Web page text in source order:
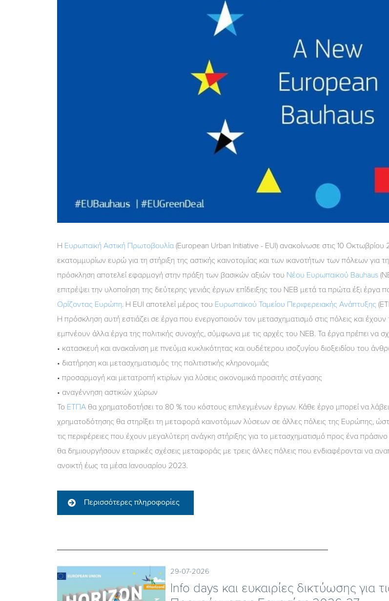
Η Ευρωπαϊκή Αστική Πρωτοβουλία (European Urban Initiative - EUI) ανακοίνωσε στις 10
εκατομμυρίων ευρώ για τη στήριξη της αστικής καινοτομίας και των ικανοτήτων των πόλεων για
πρόσκληση αποτελεί εφαρμογή στην πράξη των βασικών αξιών του Νέου Ευρωπαϊκού Bauhaus
επιτρέψει την υλοποίηση της δεύτερης γενιάς έργων επίδειξης του NEB μετά τα πρώτα έξι
Ορίζοντας Ευρώπη. H EUI αποτελεί μέρος του Ευρωπαϊκού Ταμείου Περιφερειακής Ανάπτυξης
Η πρόσκληση αυτή εστιάζει σε έργα που ενεργοποιούν τον μετασχηματισμό στις πόλεις και
εμπνέουν άλλα έργα της πολιτικής συνοχής, σύμφωνα με τις αρχές του ΝΕΒ. Τα έργα πρέπει να
• κατασκευή και ανακαίνιση με πνεύμα κυκλικότητας και ουδέτερου ισοζυγίου διοξειδίου του
• διατήρηση και μετασχηματισμός της πολιτιστικής κληρονομιάς
• προσαρμογή και μετατροπή κτιρίων για λύσεις οικονομικά προσιτής στέγασης
• αναγέννηση αστικών χώρων
Το ΕΤΠΑ θα χρηματοδοτήσει το 80 % του κόστους επιλεγμένων έργων. Κάθε έργο μπορεί να
χρηματοδότησης θα στηρίξει τη μεταφορά καινοτόμων λύσεων σε άλλες πόλεις της Ευρώπης,
τις περιφέρειες που έχουν μεγαλύτερη ανάγκη στήριξης για το μετασχηματισμό προς ένα
θα δημιουργήσουν εταιρικές σχέσεις μεταφοράς με τρεις άλλες πόλεις που ενδιαφέρονται να
ανοικτή έως τα μέσα Ιανουαρίου 2023.
Περισσότερες πληροφορίες
29-07-2026
Ιnfo days και ευκαιρίες δικτύωσης για